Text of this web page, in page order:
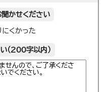
かせください
にくかった
（200字以内）